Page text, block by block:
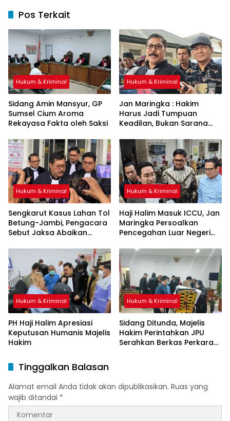
Pos Terkait
Hukum & Kriminal
Sidang Amin Mansyur, GP
Sumsel Cium Aroma
Rekayasa Fakta oleh Saksi
Hukum & Kriminal
Jan Maringka : Hakim
Harus Jadi Tumpuan
Keadilan, Bukan Sarana
Hukum & Kriminal
Sengkarut Kasus Lahan Tol
Betung-Jambi, Pengacara
Sebut Jaksa Abaikan
PSN
Hukum & Kriminal
Haji Halim Masuk ICCU, Jan
Maringka Persoalkan
Pencegahan Luar Negeri
Hukum & Kriminal
PH Haji Halim Apresiasi
Keputusan Humanis Majelis
Hakim
Hukum & Kriminal
Sidang Ditunda, Majelis
Hakim Perintahkan JPU
Serahkan Berkas Perkara
Tinggalkan Balasan
Alamat email Anda tidak akan dipublikasikan. Ruas yang
wajib ditandai *